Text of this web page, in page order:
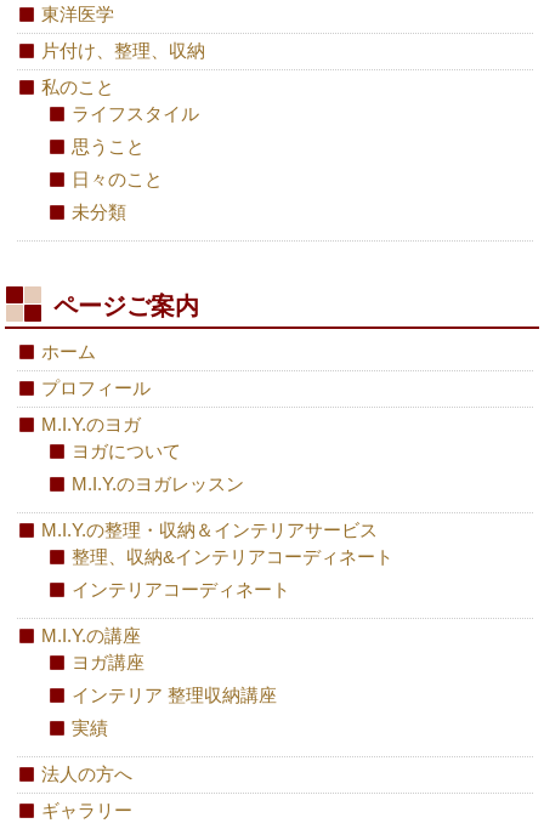
東洋医学
片付け、整理、収納
私のこと
ライフスタイル
思うこと
日々のこと
未分類
ページご案内
ホーム
プロフィール
M.I.Y.のヨガ
ヨガについて
M.I.Y.のヨガレッスン
M.I.Y.の整理・収納＆インテリアサービス
整理、収納&インテリアコーディネート
インテリアコーディネート
M.I.Y.の講座
ヨガ講座
インテリア 整理収納講座
実績
法人の方へ
ギャラリー